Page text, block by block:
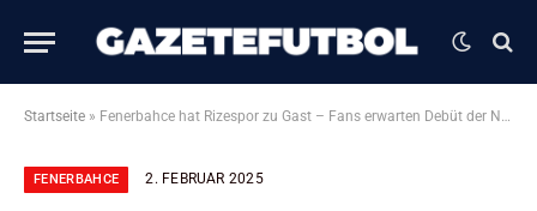
Startseite » Fenerbahce hat Rizespor zu Gast – Fans erwarten Debüt der Neuzugänge mit Spannung
FENERBAHCE 2. FEBRUAR 2025